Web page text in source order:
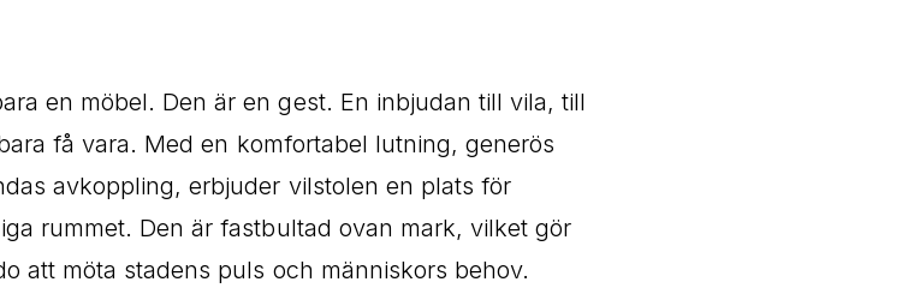
en möbel. Den är en gest. En inbjudan till vila, till
få vara. Med en komfortabel lutning, generös
avkoppling, erbjuder vilstolen en plats för
rummet. Den är fastbultad ovan mark, vilket gör
att möta stadens puls och människors behov.